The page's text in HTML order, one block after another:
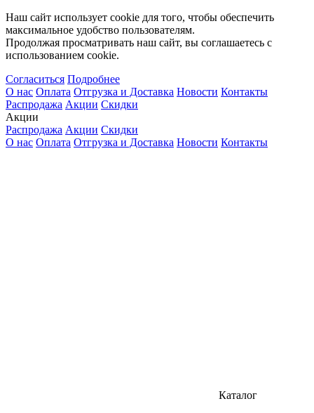
Наш сайт использует cookie для того, чтобы обеспечить
максимальное удобство пользователям.
Продолжая просматривать наш сайт, вы соглашаетесь с
использованием cookie.
Согласиться Подробнее
О нас Оплата Отгрузка и Доставка Новости Контакты
Распродажа Акции Скидки
Акции
Распродажа Акции Скидки
О нас Оплата Отгрузка и Доставка Новости Контакты
Каталог